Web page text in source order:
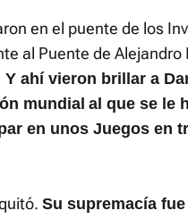
en el puente de los
al Puente de Alejandro
Y ahí vieron brillar a
mundial al que se le
en unos Juegos en
Su supremacía fue